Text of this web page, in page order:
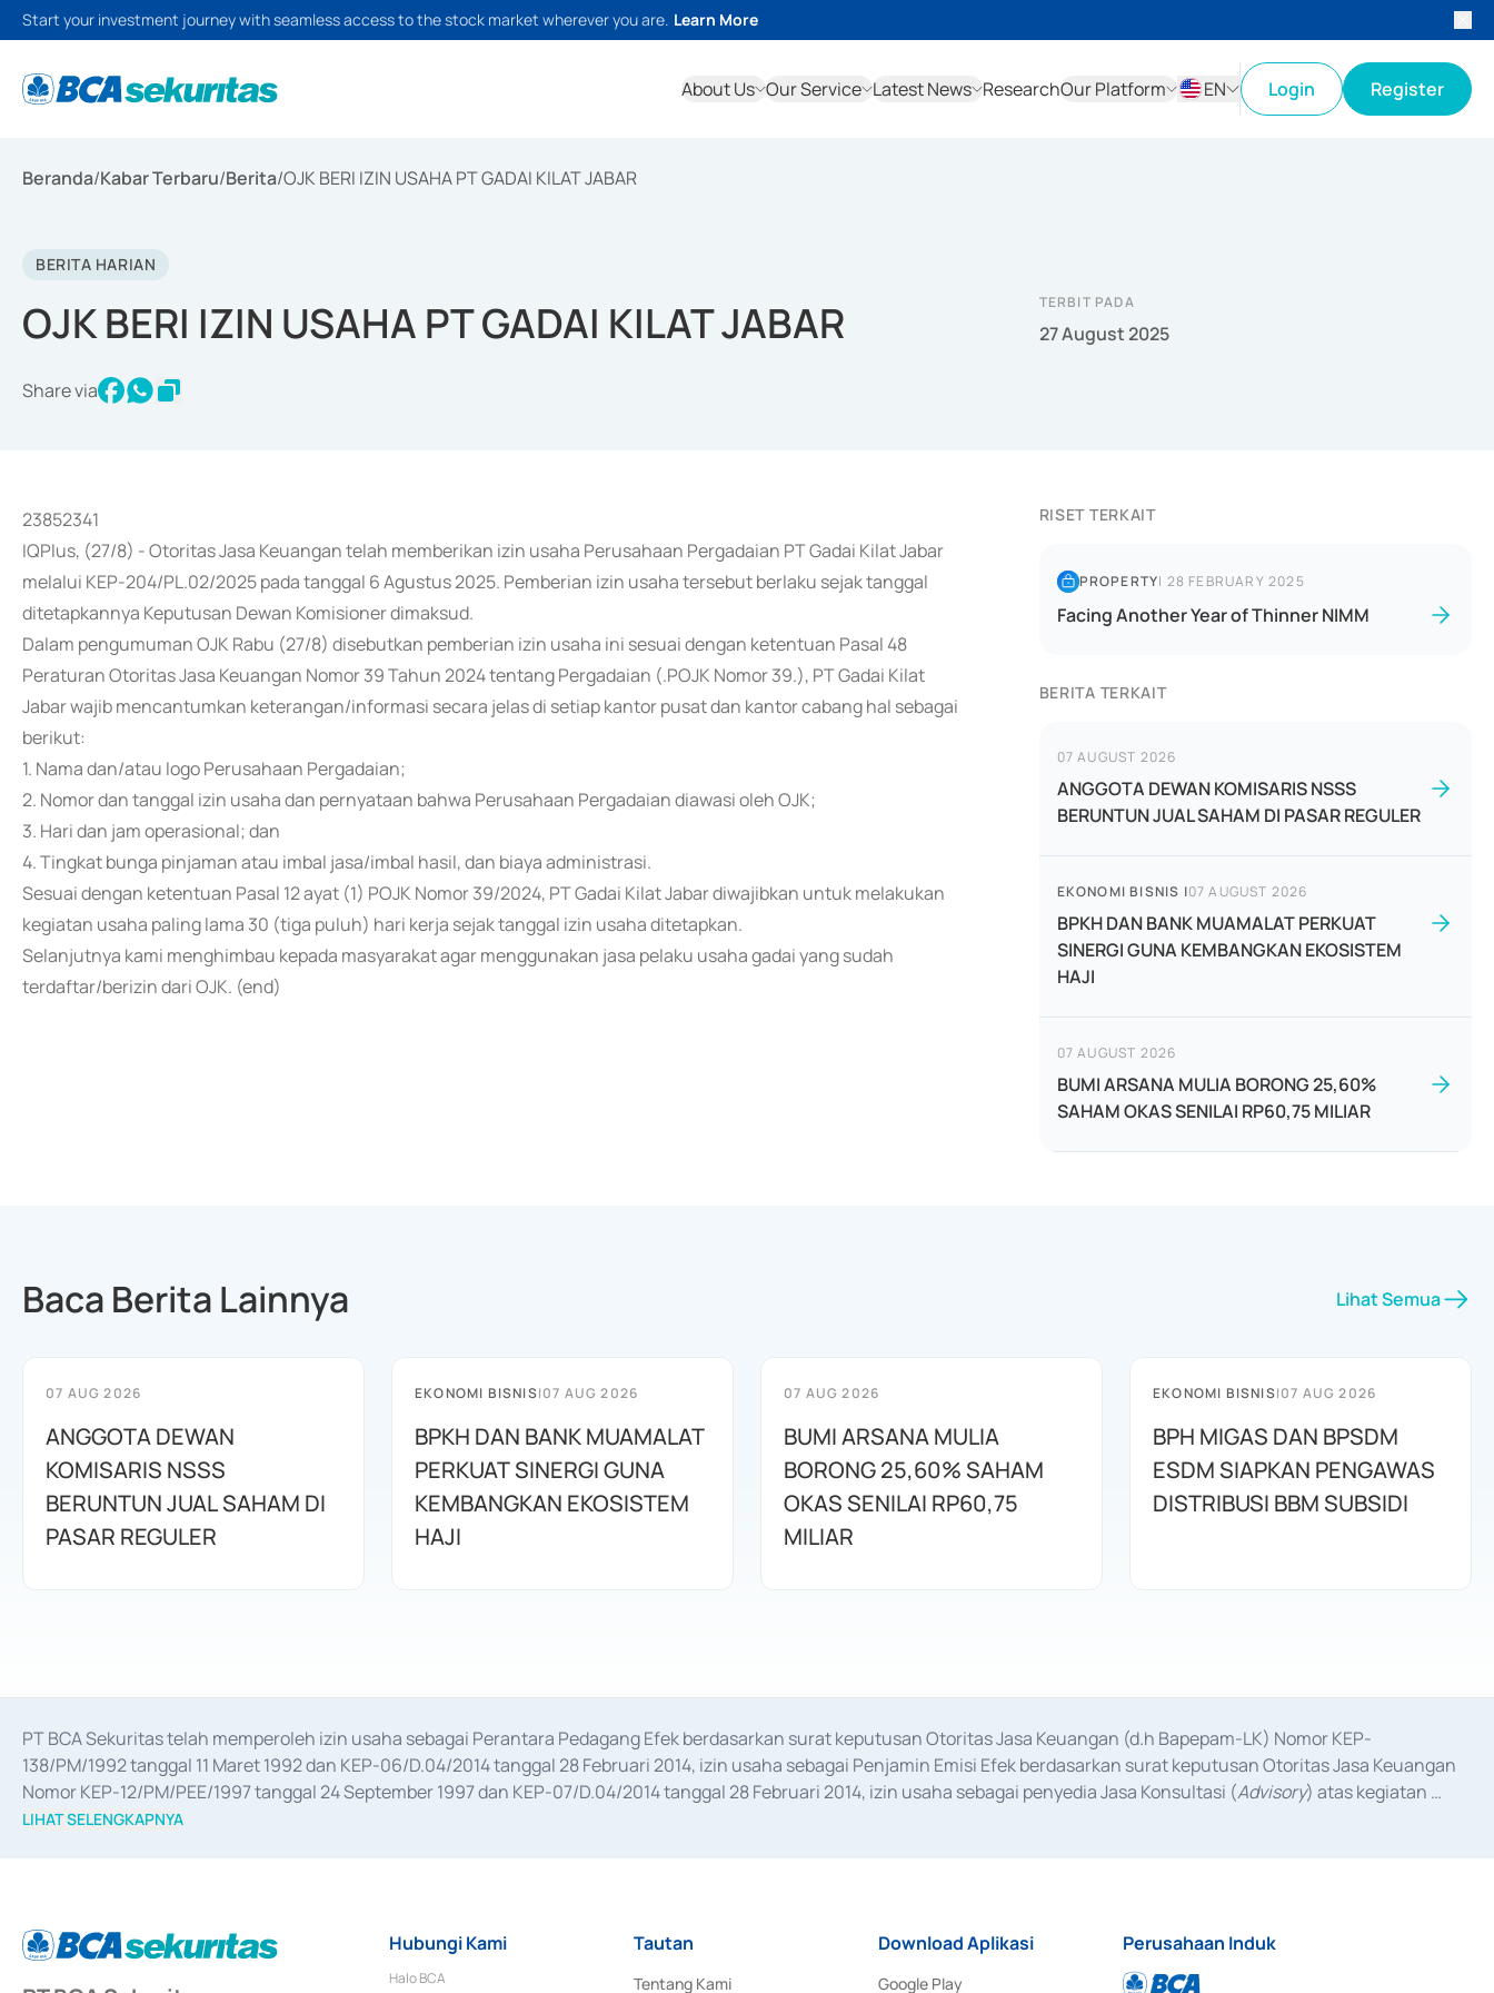
Start your investment journey with seamless access to the stock market wherever you are. Learn More
About Us Our Service Latest News ResearchOur Platform
EN
Login Register
Beranda/Kabar Terbaru/Berita/OJK BERI IZIN USAHA PT GADAI KILAT JABAR
BERITA HARIAN
OJK BERI IZIN USAHA PT GADAI KILAT JABAR
Share via
TERBIT PADA
27 August 2025
23852341
IQPlus, (27/8) - Otoritas Jasa Keuangan telah memberikan izin usaha Perusahaan Pergadaian PT Gadai Kilat Jabar
melalui KEP-204/PL.02/2025 pada tanggal 6 Agustus 2025. Pemberian izin usaha tersebut berlaku sejak tanggal
ditetapkannya Keputusan Dewan Komisioner dimaksud.
Dalam pengumuman OJK Rabu (27/8) disebutkan pemberian izin usaha ini sesuai dengan ketentuan Pasal 48
Peraturan Otoritas Jasa Keuangan Nomor 39 Tahun 2024 tentang Pergadaian (.POJK Nomor 39.), PT Gadai Kilat
Jabar wajib mencantumkan keterangan/informasi secara jelas di setiap kantor pusat dan kantor cabang hal sebagai
berikut:
1. Nama dan/atau logo Perusahaan Pergadaian;
2. Nomor dan tanggal izin usaha dan pernyataan bahwa Perusahaan Pergadaian diawasi oleh OJK;
3. Hari dan jam operasional; dan
4. Tingkat bunga pinjaman atau imbal jasa/imbal hasil, dan biaya administrasi.
Sesuai dengan ketentuan Pasal 12 ayat (1) POJK Nomor 39/2024, PT Gadai Kilat Jabar diwajibkan untuk melakukan
kegiatan usaha paling lama 30 (tiga puluh) hari kerja sejak tanggal izin usaha ditetapkan.
Selanjutnya kami menghimbau kepada masyarakat agar menggunakan jasa pelaku usaha gadai yang sudah
terdaftar/berizin dari OJK. (end)
RISET TERKAIT
PROPERTY| 28 FEBRUARY 2025
Facing Another Year of Thinner NIMM
BERITA TERKAIT
07 AUGUST 2026
ANGGOTA DEWAN KOMISARIS NSSS
BERUNTUN JUAL SAHAM DI PASAR REGULER
EKONOMI BISNIS |07 AUGUST 2026
BPKH DAN BANK MUAMALAT PERKUAT
SINERGI GUNA KEMBANGKAN EKOSISTEM
HAJI
07 AUGUST 2026
BUMI ARSANA MULIA BORONG 25,60%
SAHAM OKAS SENILAI RP60,75 MILIAR
Baca Berita Lainnya Lihat Semua
07 AUG 2026
ANGGOTA DEWAN
KOMISARIS NSSS
BERUNTUN JUAL SAHAM DI
PASAR REGULER
EKONOMI BISNIS|07 AUG 2026
BPKH DAN BANK MUAMALAT
PERKUAT SINERGI GUNA
KEMBANGKAN EKOSISTEM
HAJI
07 AUG 2026
BUMI ARSANA MULIA
BORONG 25,60% SAHAM
OKAS SENILAI RP60,75
MILIAR
EKONOMI BISNIS|07 AUG 2026
BPH MIGAS DAN BPSDM
ESDM SIAPKAN PENGAWAS
DISTRIBUSI BBM SUBSIDI
PT BCA Sekuritas telah memperoleh izin usaha sebagai Perantara Pedagang Efek berdasarkan surat keputusan Otoritas Jasa Keuangan (d.h Bapepam-LK) Nomor KEP-
138/PM/1992 tanggal 11 Maret 1992 dan KEP-06/D.04/2014 tanggal 28 Februari 2014, izin usaha sebagai Penjamin Emisi Efek berdasarkan surat keputusan Otoritas Jasa Keuangan
Nomor KEP-12/PM/PEE/1997 tanggal 24 September 1997 dan KEP-07/D.04/2014 tanggal 28 Februari 2014, izin usaha sebagai penyedia Jasa Konsultasi (Advisory) atas kegiatan
merger, akuisisi, divestasi, dan
LIHAT SELENGKAPNYA
Hubungi Kami
Halo BCA
Tautan
Tentang Kami
Download Aplikasi
Google Play
Perusahaan Induk